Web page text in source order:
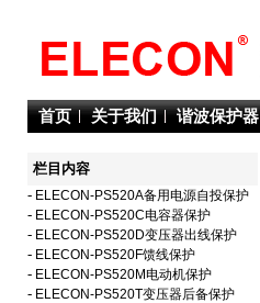
首页 关于我们 谐波保护器
栏目内容
- ELECON-PS520A备用电源自投保护
- ELECON-PS520C电容器保护
- ELECON-PS520D变压器出线保护
- ELECON-PS520F馈线保护
- ELECON-PS520M电动机保护
- ELECON-PS520T变压器后备保护